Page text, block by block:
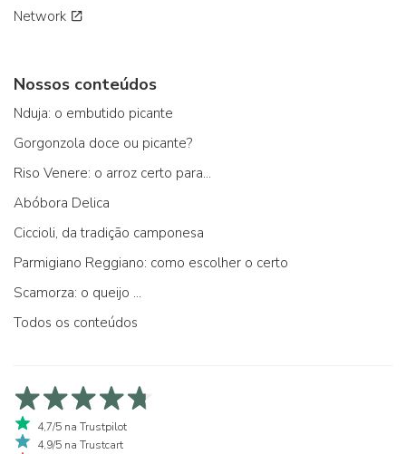
Network
Nossos conteúdos
Nduja: o embutido picante
Gorgonzola doce ou picante?
Riso Venere: o arroz certo para...
Abóbora Delica
Ciccioli, da tradição camponesa
Parmigiano Reggiano: como escolher o certo
Scamorza: o queijo ...
Todos os conteúdos
4,7/5 na Trustpilot
4,9/5 na Trustcart